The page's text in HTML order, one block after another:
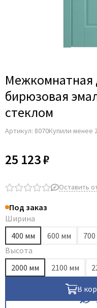
Межкомнатная
бирюзовая
стеклом
Артикул: 8070Купили менее
25 123 ₽
Оставить
Под заказ
Ширина
400 мм
600 мм
Высота
2000 мм
2100 мм
В